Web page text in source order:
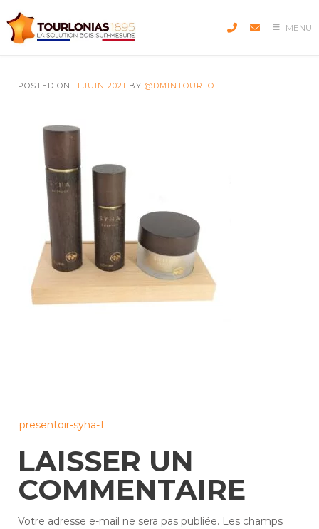
to
content
MENU
POSTED ON 11 JUIN 2021 BY @DMINTOURLO
navigation
presentoir-syha-1
LAISSER UN
COMMENTAIRE
Votre adresse e-mail ne sera pas publiée. Les champs